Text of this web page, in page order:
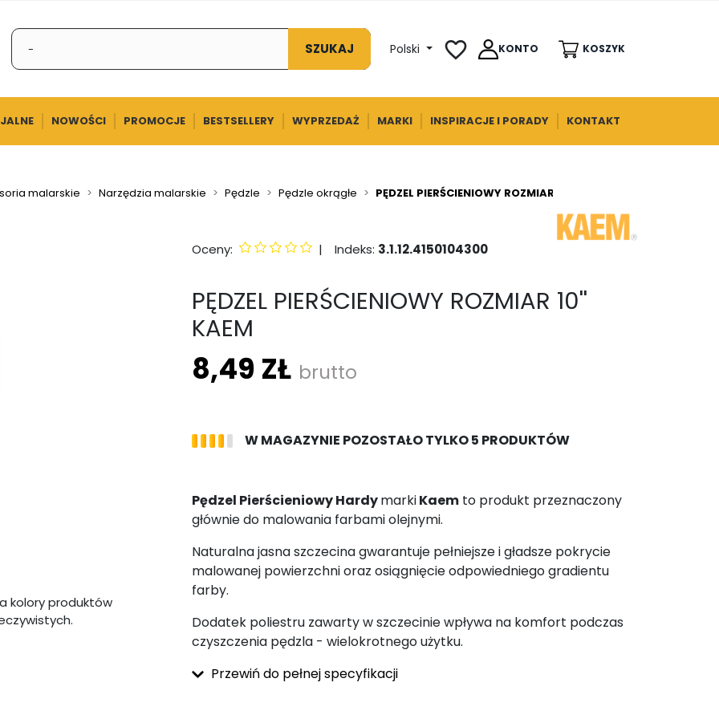
SZUKAJ Polski favorite_border KONTO KOSZYK
NOWOŚCI PROMOCJE BESTSELLERY WYPRZEDAŻ MARKI INSPIRACJE I PORADY KONTAKT
malarskie Narzędzia malarskie Pędzle Pędzle okrągłe PĘDZEL PIERŚCIENIOWY ROZMIAR 10'' KAEM
kolory produktów
Oceny: | Indeks: 3.1.12.4150104300
PĘDZEL PIERŚCIENIOWY ROZMIAR 10''
KAEM
8,49 ZŁ brutto
W MAGAZYNIE POZOSTAŁO TYLKO 5 PRODUKTÓW
Pędzel Pierścieniowy HardymarkiKaem to produkt przeznaczony
głównie do malowania farbami olejnymi.
Naturalna jasna szczecina gwarantuje pełniejsze i gładsze pokrycie
malowanej powierzchni oraz osiągnięcie odpowiedniego gradientu
farby.
Dodatek poliestru zawarty w szczecinie wpływa na komfort podczas
czyszczenia pędzla - wielokrotnego użytku.
Przewiń do pełnej specyfikacji